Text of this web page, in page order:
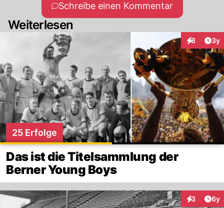
Schreibe einen Kommentar
Weiterlesen
8 3y
25 Erfolge
Das ist die Titelsammlung der
Berner Young Boys
3 6y